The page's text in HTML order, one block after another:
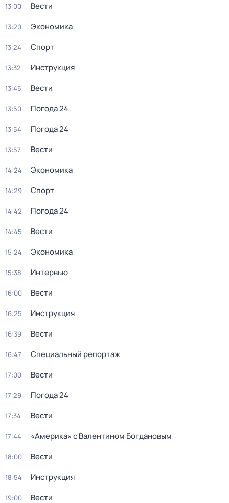
13:00 Вести
13:20 Экономика
13:24 Спорт
13:32 Инструкция
13:45 Вести
13:50 Погода 24
13:54 Погода 24
13:57 Вести
14:24 Экономика
14:29 Спорт
14:42 Погода 24
14:45 Вести
15:24 Экономика
15:38 Интервью
16:00 Вести
16:25 Инструкция
16:39 Вести
16:47 Специальный репортаж
17:00 Вести
17:29 Погода 24
17:34 Вести
17:44 «Америка» с Валентином Богдановым
18:00 Вести
18:54 Инструкция
19:00 Вести